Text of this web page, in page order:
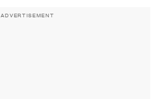
ADVERTISEMENT